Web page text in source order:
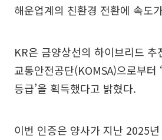
해운업계의 친환경 전환에 속도
KR은 금양상선의 하이브리드 추
교통안전공단(KOMSA)으로부터
등급’을 획득했다고 밝혔다.
이번 인증은 양사가 지난 2025